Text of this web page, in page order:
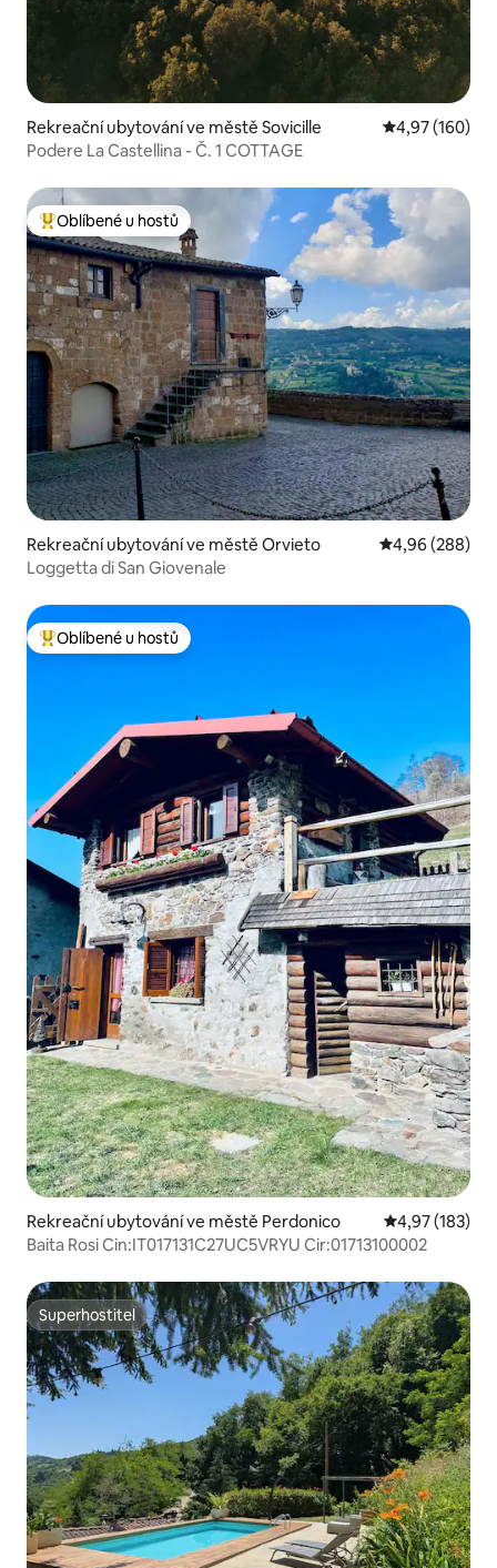
Rekreační ubytování ve městě Sovicille Průměrné
4,97 (160)
Podere La Castellina - Č. 1 COTTAGE
Nejlepší v kategorii Oblíbené u hostů
Oblíbené u hostů
Rekreační ubytování ve městě Orvieto Průměrné
4,96 (288)
Loggetta di San Giovenale
Nejlepší v kategorii Oblíbené u hostů
Oblíbené u hostů
Rekreační ubytování ve městě Perdonico Průměrné
4,97 (183)
Baita Rosi Cin:IT017131C27UC5VRYU Cir:01713100002
Superhostitel
Superhostitel